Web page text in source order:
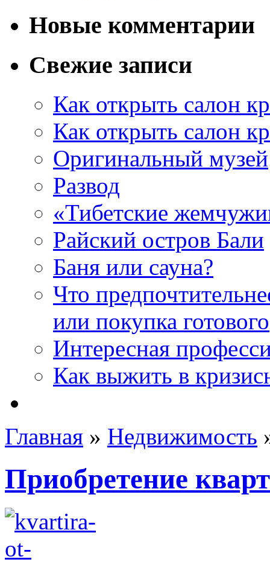
Новые комментарии
Свежие записи
Как открыть салон
Как открыть салон
Оригинальный музей
Развод
«Тибетские
Райский остров Бали
Баня или сауна?
Что
или покупка готового
Интересная
Как выжить в
Главная » Недвижимость
Приобретение